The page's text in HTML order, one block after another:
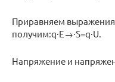
Приравняем
получим:q·E→·S=q·U.
Напряжение и